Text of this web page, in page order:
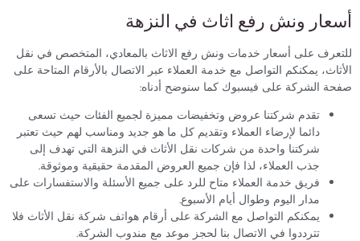
ونش رفع اثاث في النزهة
على أسعار خدمات ونش رفع الاثاث بالمعادي، المتخصص في نقل
يمكنكم التواصل مع خدمة العملاء عبر الاتصال بالأرقام المتاحة على
الشركة على فيسبوك كما سنوضح أدناه:
تقدم شركتنا عروض وتخفيضات مميزة لجميع الفئات حيث تسعى
دائما لإرضاء العملاء وتقديم كل ما هو جديد ومناسب لهم حيث تعتبر
شركتنا واحدة من شركات نقل الأثاث في النزهة التي تهدف إلى
جذب العملاء، لذا فإن جميع العروض المقدمة حقيقية وموثوقة.
فريق خدمة العملاء متاح للرد على جميع الأسئلة والاستفسارات على
مدار اليوم وطوال أيام الأسبوع.
يمكنكم التواصل مع الشركة على أرقام هواتف شركة نقل الأثاث فلا
تترددوا في الاتصال بنا لحجز موعد مع مندوب الشركة.